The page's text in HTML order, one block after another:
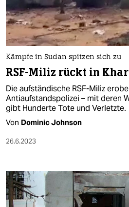
Kämpfe in Sudan spitzen sich zu
RSF-Miliz rückt in
Die aufständische RSF-Miliz
Antiaufstandspolizei – mit deren
gibt Hunderte Tote und Verletzte.
Von Dominic Johnson
26.6.2023